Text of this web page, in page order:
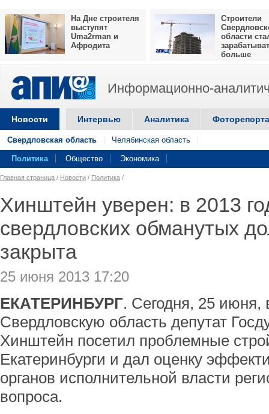
На Дне строителя
выступят
Uma2rman и
Афродита
Строители
области
больше
Информационно-
Новости Интервью Аналитика
Свердловская область Челябинская область
Политика Общество Экономика
Главная страница / Новости / Политика /
Хинштейн уверен: в 2013
свердловских обманутых
закрыта
25 июня 2013 17:20
ЕКАТЕРИНБУРГ. Сегодня, 25 июня,
Свердловскую область депутат
Хинштейн посетил проблемные
Екатеринбурги и дал оценку
органов исполнительной власти
вопроса.